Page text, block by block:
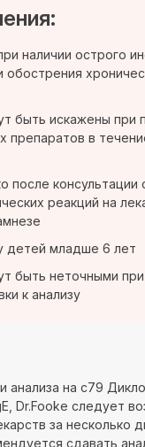
наличии острого
обострения
быть искажены при
препаратов в
после консультации
реакций на
детей младше 6 лет
быть неточными
к анализу
анализа на c79
Dr.Fooke следует
за несколько
сдавать